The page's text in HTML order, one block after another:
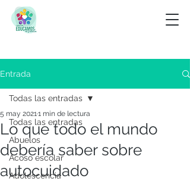
Entrada
Todas las entradas
Abuelos
Acoso escolar
Adolescencia
Todas las entradas
Lo que todo el mundo
debería saber sobre
autocuidado
5 may 20211 min de lectura